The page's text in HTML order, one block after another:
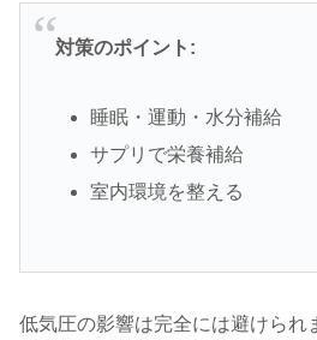
対策のポイント:
睡眠・運動・水分補給
サプリで栄養補給
室内環境を整える
低気圧の影響は完全には避けられ